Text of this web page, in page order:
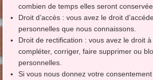
combien de temps elles seront
Droit d’accès : vous avez le droit
personnelles que nous connaissons.
Droit de rectification : vous avez le droit
compléter, corriger, faire supprimer ou
personnelles.
Si vous nous donnez votre